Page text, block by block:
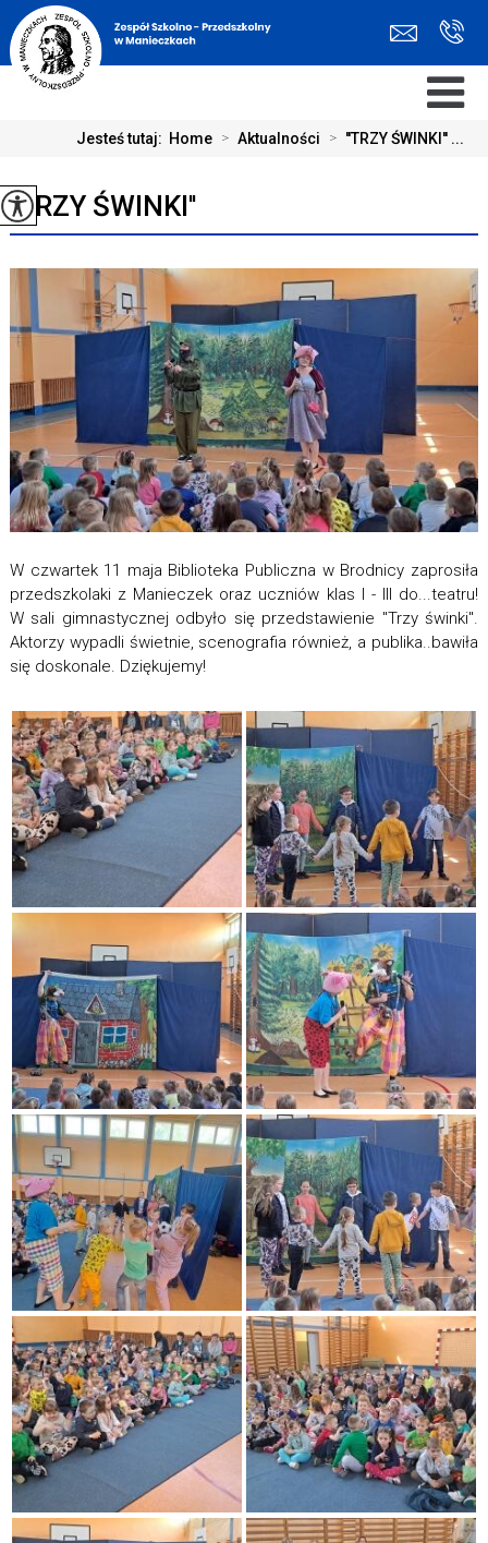
Jesteś tutaj: Home > Aktualności > ''TRZY ŚWINKI'' ...
''TRZY ŚWINKI''
W czwartek 11 maja Biblioteka Publiczna w Brodnicy zaprosiła
przedszkolaki z Manieczek oraz uczniów klas I - III do...teatru!
W sali gimnastycznej odbyło się przedstawienie "Trzy świnki".
Aktorzy wypadli świetnie, scenografia również, a publika..bawiła
się doskonale. Dziękujemy!